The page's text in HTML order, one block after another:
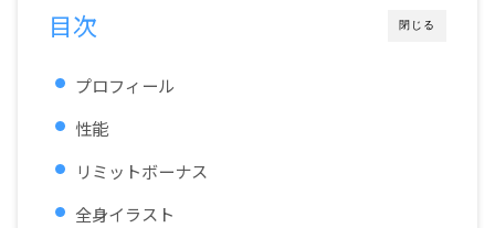
閉じる
目次
プロフィール
性能
リミットボーナス
全身イラスト